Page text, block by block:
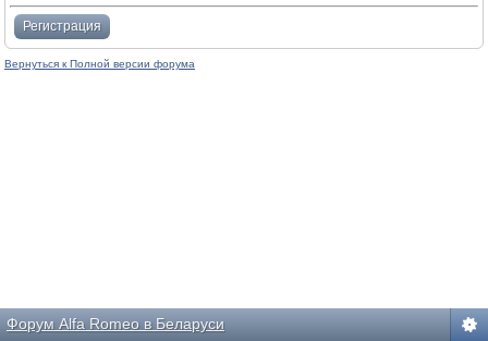
Регистрация
Вернуться к Полной версии форума
Форум Alfa Romeo в Беларуси